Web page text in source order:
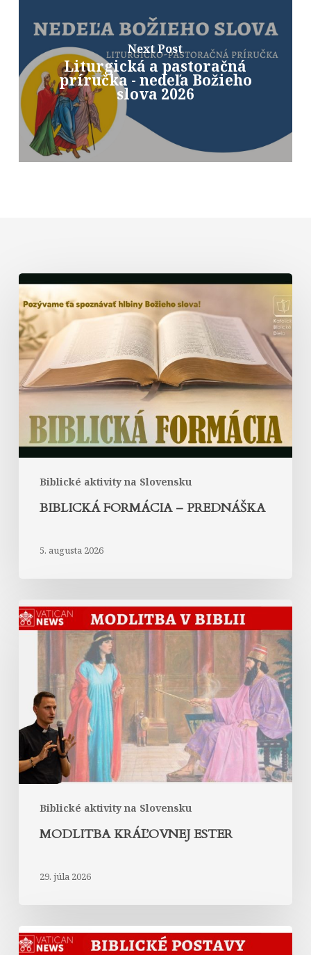
Next Post
Liturgická a pastoračná
príručka - nedeľa Božieho
slova 2026
Biblické aktivity na Slovensku
Biblická
formácia
–
prednáška
BIBLICKÁ FORMÁCIA – PREDNÁŠKA
5. augusta 2026
Biblické aktivity na Slovensku
Modlitba
kráľovnej
Ester
MODLITBA KRÁĽOVNEJ ESTER
29. júla 2026
Abrahám